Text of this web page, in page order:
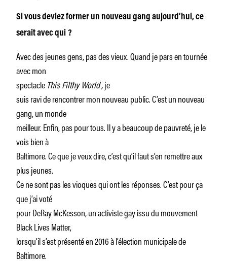
Si vous deviez former un nouveau gang aujourd’hui, ce
serait avec qui ?
Avec des jeunes gens, pas des vieux. Quand je pars en tournée
avec mon
spectacle This Filthy World,je
suis ravi de rencontrer mon nouveau public. C’est un nouveau
gang, un monde
meilleur. Enfin, pas pour tous. Il y a beaucoup de pauvreté, je le
vois bien à
Baltimore. Ce que je veux dire, c’est qu’il faut s’en remettre aux
plus jeunes.
Ce ne sont pas les vioques qui ont les réponses. C’est pour ça
que j’ai voté
pour DeRay McKesson, un activiste gay issu du mouvement
Black Lives Matter,
lorsqu’il s’est présenté en 2016 à l’élection municipale de
Baltimore.